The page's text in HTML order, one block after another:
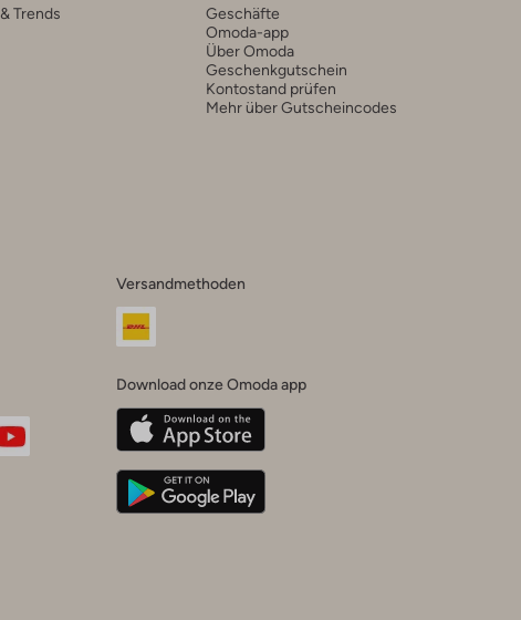
Trends
Geschäfte
Omoda-app
Über Omoda
Geschenkgutschein
Kontostand prüfen
Mehr über Gutscheincodes
Versandmethoden
Download onze Omoda app